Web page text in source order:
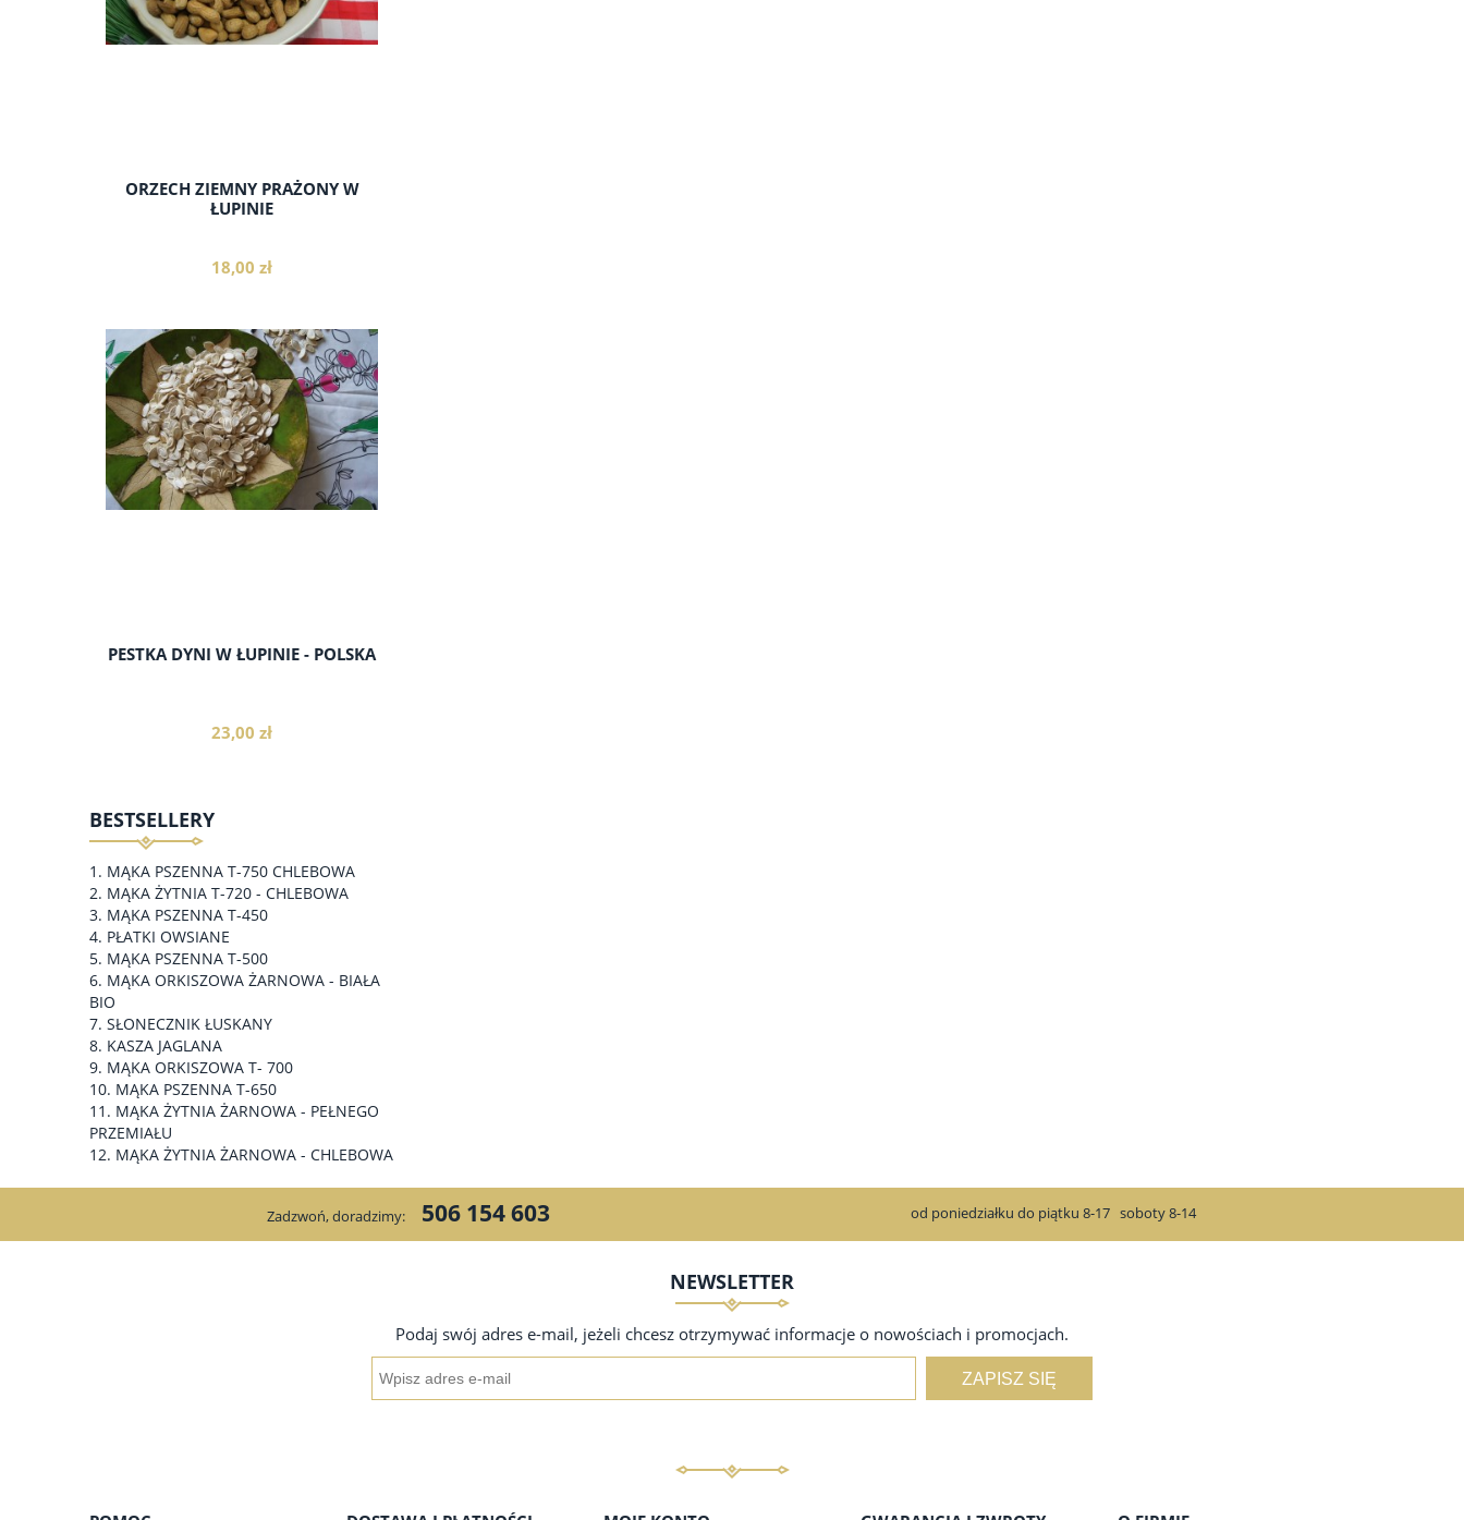
ORZECH ZIEMNY PRAŻONY W
ŁUPINIE
18,00 zł
do koszyka
PESTKA DYNI W ŁUPINIE - POLSKA
23,00 zł
do koszyka
BESTSELLERY
MĄKA PSZENNA T-750 CHLEBOWA
MĄKA ŻYTNIA T-720 - CHLEBOWA
MĄKA PSZENNA T-450
PŁATKI OWSIANE
MĄKA PSZENNA T-500
MĄKA ORKISZOWA ŻARNOWA - BIAŁA
BIO
SŁONECZNIK ŁUSKANY
KASZA JAGLANA
MĄKA ORKISZOWA T- 700
MĄKA PSZENNA T-650
MĄKA ŻYTNIA ŻARNOWA - PEŁNEGO
PRZEMIAŁU
MĄKA ŻYTNIA ŻARNOWA - CHLEBOWA
Zadzwoń, doradzimy: 506 154 603 od poniedziałku do piątku 8-17 soboty 8-14
NEWSLETTER
Podaj swój adres e-mail, jeżeli chcesz otrzymywać informacje o nowościach i promocjach.
ZAPISZ SIĘ